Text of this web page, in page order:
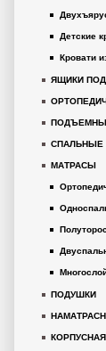
Детские
Кровати
ЯЩИКИ
СПАЛЬНЫЕ
МАТРАСЫ
ПОДУШКИ